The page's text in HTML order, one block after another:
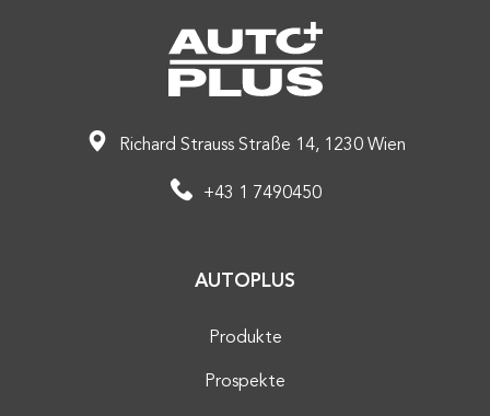
Richard Strauss Straße 14, 1230 Wien
+43 1 7490450
AUTOPLUS
Produkte
Prospekte